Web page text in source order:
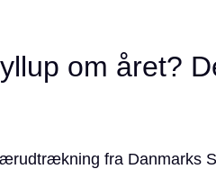
om året?
fra Danmarks